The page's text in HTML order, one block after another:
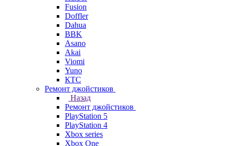
Fusion
Doffler
Dahua
BBK
Asano
Akai
Viomi
Yuno
КТС
Ремонт джойстиков
Назад
Ремонт джойстиков
PlayStation 5
PlayStation 4
Xbox series
Xbox One